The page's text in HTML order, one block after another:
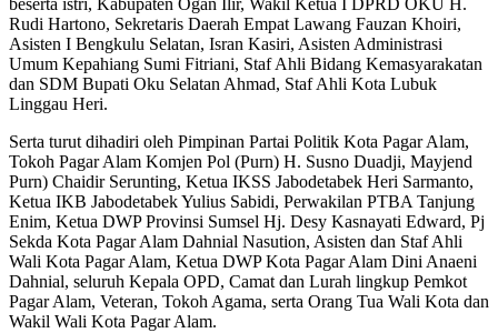
beserta istri, Kabupaten Ogan Ilir, Wakil Ketua I DPRD OKU H.
Rudi Hartono, Sekretaris Daerah Empat Lawang Fauzan Khoiri,
Asisten I Bengkulu Selatan, Isran Kasiri, Asisten Administrasi
Umum Kepahiang Sumi Fitriani, Staf Ahli Bidang Kemasyarakatan
dan SDM Bupati Oku Selatan Ahmad, Staf Ahli Kota Lubuk
Linggau Heri.
Serta turut dihadiri oleh Pimpinan Partai Politik Kota Pagar Alam,
Tokoh Pagar Alam Komjen Pol (Purn) H. Susno Duadji, Mayjend
Purn) Chaidir Serunting, Ketua IKSS Jabodetabek Heri Sarmanto,
Ketua IKB Jabodetabek Yulius Sabidi, Perwakilan PTBA Tanjung
Enim, Ketua DWP Provinsi Sumsel Hj. Desy Kasnayati Edward, Pj
Sekda Kota Pagar Alam Dahnial Nasution, Asisten dan Staf Ahli
Wali Kota Pagar Alam, Ketua DWP Kota Pagar Alam Dini Anaeni
Dahnial, seluruh Kepala OPD, Camat dan Lurah lingkup Pemkot
Pagar Alam, Veteran, Tokoh Agama, serta Orang Tua Wali Kota dan
Wakil Wali Kota Pagar Alam.